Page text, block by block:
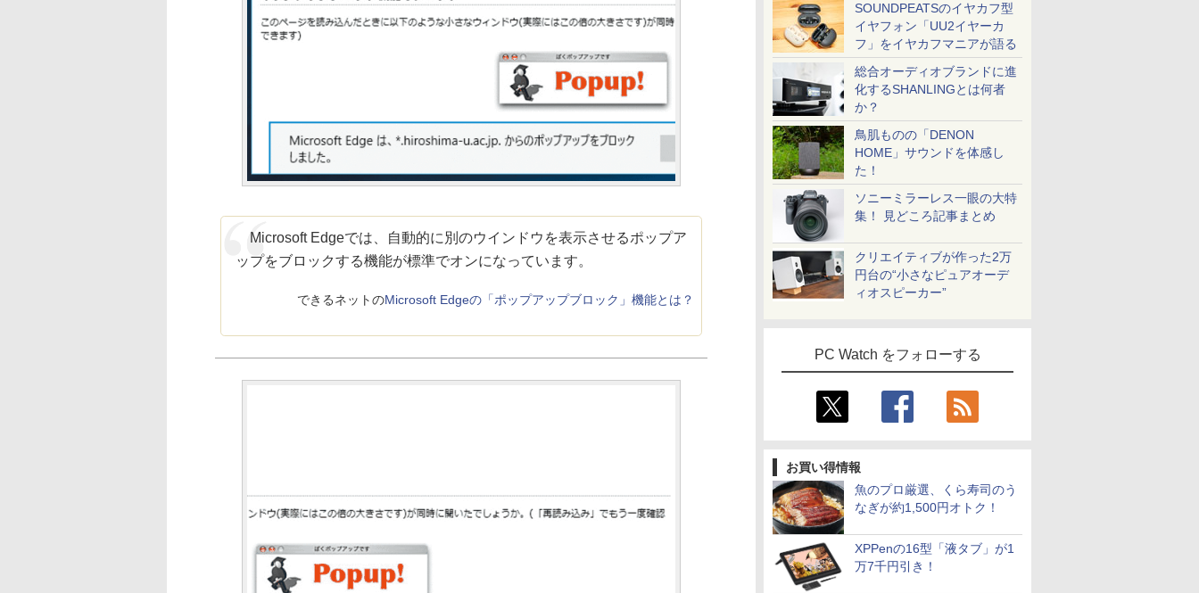
SOUNDPEATSのイヤカフ型
イヤフォン「UU2イヤーカ
フ」をイヤカフマニアが語る
総合オーディオブランドに進
化するSHANLINGとは何者
か？
鳥肌ものの「DENON
HOME」サウンドを体感し
た！
ソニーミラーレス一眼の大特
集！ 見どころ記事まとめ
クリエイティブが作った2万
円台の“小さなピュアオーデ
ィオスピーカー”
PC Watch をフォローする
お買い得情報
魚のプロ厳選、くら寿司のう
なぎが約1,500円オトク！
XPPenの16型「液タブ」が1
万7千円引き！
Microsoft Edgeでは、自動的に別のウインドウを表示させるポップア
ップをブロックする機能が標準でオンになっています。
できるネットのMicrosoft Edgeの「ポップアップブロック」機能とは？